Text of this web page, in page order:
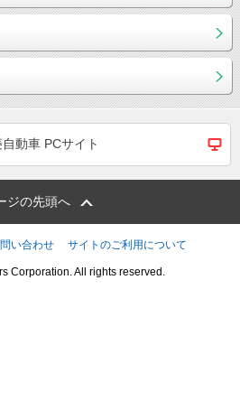
自動車 PCサイト
ジの先頭へ
い合わせ サイトのご利用について
Corporation. All rights reserved.